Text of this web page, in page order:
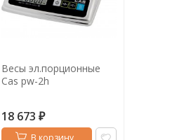
Весы эл.порционные
Cas pw-2h
18 673 ₽
В корзину